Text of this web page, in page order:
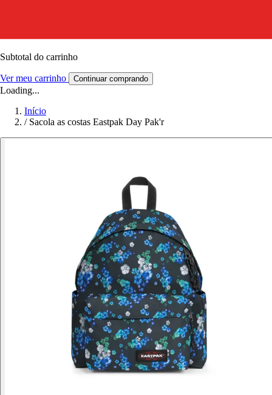
Subtotal do carrinho
Ver meu carrinho Continuar comprando
Loading...
Início
/ Sacola as costas Eastpak Day Pak'r